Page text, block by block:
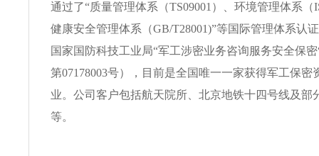
通过了“质量管理体系（TS09001）、环境管理体系（
健康安全管理体系（GB/T28001)”等国际管理体系认
国家国防科技工业局“军工涉密业务咨询服务安全保
第07178003号），目前是全国唯一一家获得军工保密
业。公司客户包括航天院所、北京地铁十四号线及部
等。